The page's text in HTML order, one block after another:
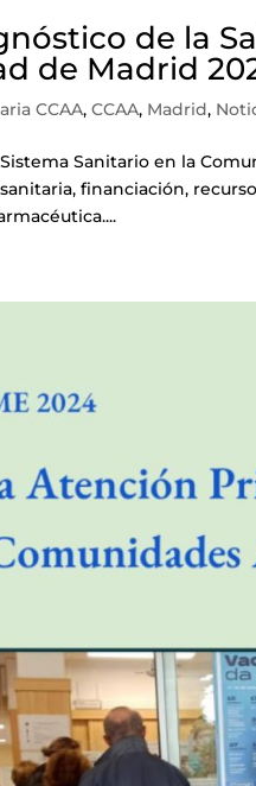
de la
de Madrid
CCAA,CCAA, Madrid,
Sanitario en la
financiación,